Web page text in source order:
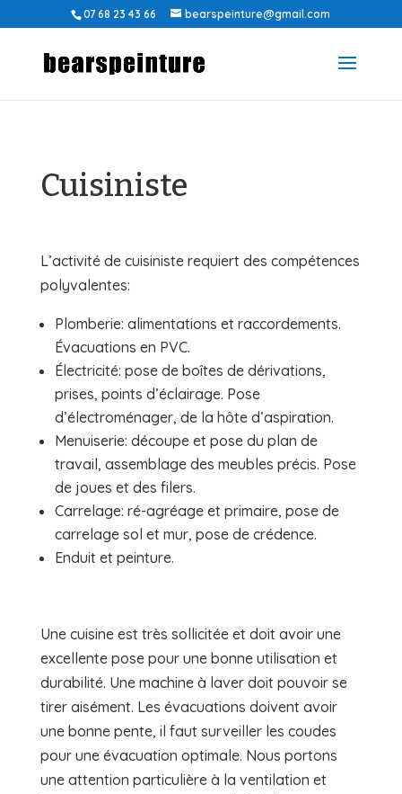
07 68 23 43 66 bearspeinture@gmail.com
Cuisiniste
L’activité de cuisiniste requiert des compétences
polyvalentes:
Plomberie: alimentations et raccordements.
Évacuations en PVC.
Électricité: pose de boîtes de dérivations,
prises, points d’éclairage. Pose
d’électroménager, de la hôte d’aspiration.
Menuiserie: découpe et pose du plan de
travail, assemblage des meubles précis. Pose
de joues et des filers.
Carrelage: ré-agréage et primaire, pose de
carrelage sol et mur, pose de crédence.
Enduit et peinture.
Une cuisine est très sollicitée et doit avoir une
excellente pose pour une bonne utilisation et
durabilité. Une machine à laver doit pouvoir se
tirer aisément. Les évacuations doivent avoir
une bonne pente, il faut surveiller les coudes
pour une évacuation optimale. Nous portons
une attention particulière à la ventilation et